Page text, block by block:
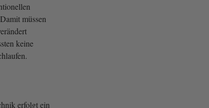
müssen
keine
erfolgt ein